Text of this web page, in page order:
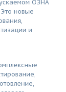
ОЗНА
новые
и